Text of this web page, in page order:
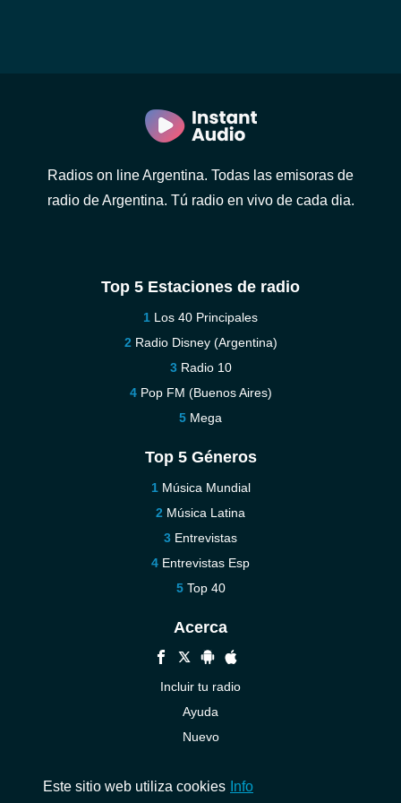
Radios on line Argentina. Todas las emisoras de
radio de Argentina. Tú radio en vivo de cada dia.
Top 5 Estaciones de radio
Los 40 Principales
Radio Disney (Argentina)
Radio 10
Pop FM (Buenos Aires)
Mega
Top 5 Géneros
Música Mundial
Música Latina
Entrevistas
Entrevistas Esp
Top 40
Acerca
Incluir tu radio
Ayuda
Nuevo
Este sitio web utiliza cookies Info